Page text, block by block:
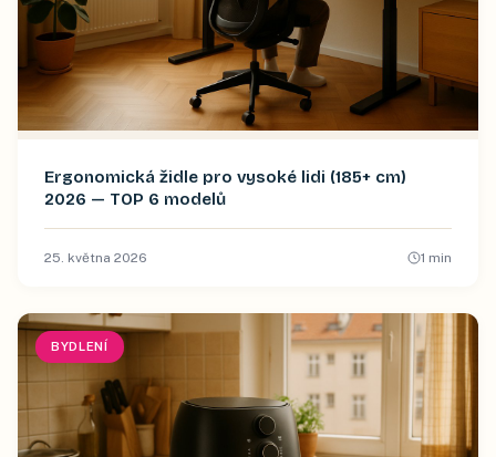
Ergonomická židle pro vysoké lidi (185+ cm)
2026 — TOP 6 modelů
25. května 2026 1 min
BYDLENÍ